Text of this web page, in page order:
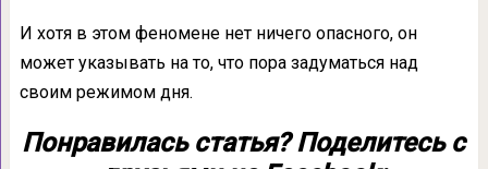
И хотя в этом феномене нет ничего опасного, он
может указывать на то, что пора задуматься над
своим режимом дня.
Понравилась статья? Поделитесь с